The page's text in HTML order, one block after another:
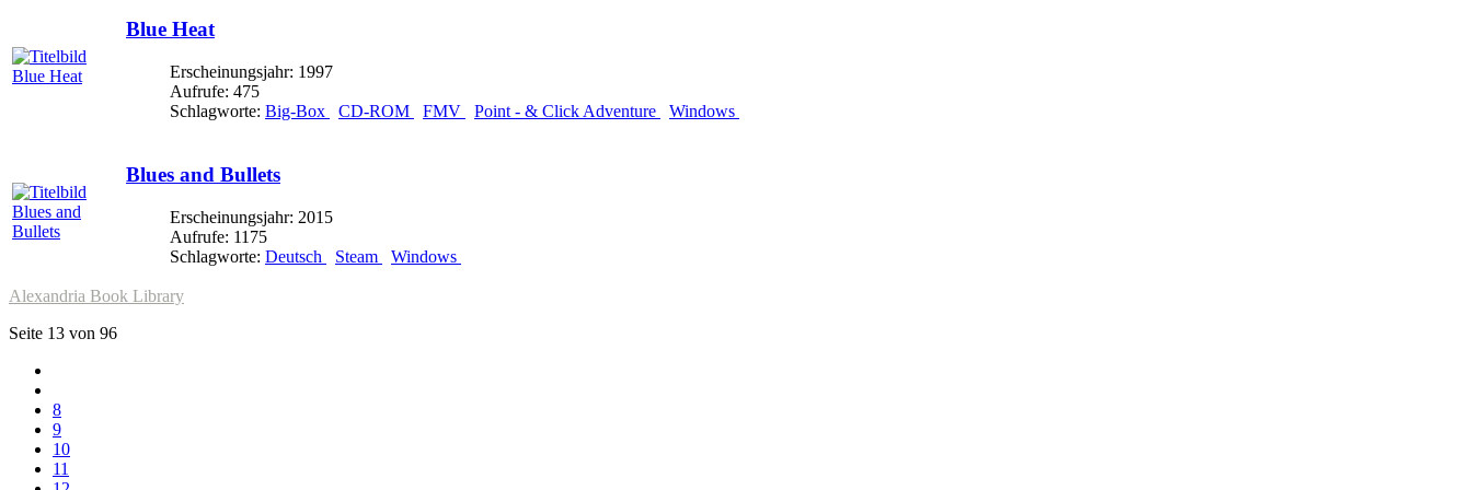
Blue Heat
Erscheinungsjahr: 1997
Aufrufe: 475
Schlagworte: Big-Box CD-ROM FMV Point - & Click Adventure Windows
Blues and Bullets
Erscheinungsjahr: 2015
Aufrufe: 1175
Schlagworte: Deutsch Steam Windows
Alexandria Book Library
Seite 13 von 96
8
9
10
11